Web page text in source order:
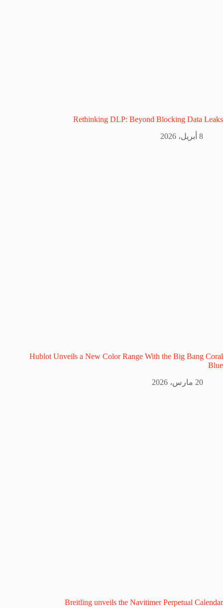
Rethinking DLP: Beyond Blocking Data Leaks
8 أبريل، 2026
Hublot Unveils a New Color Range With the Big Bang Coral
Blue
20 مارس، 2026
Breitling unveils the Navitimer Perpetual Calendar